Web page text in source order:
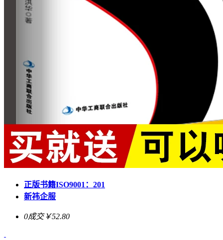
正版书籍ISO9001：201
新祎企服
0成交￥52.80